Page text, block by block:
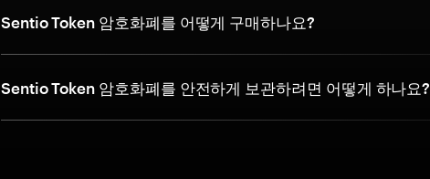
Sentio Token 암호화폐를 어떻게 구매하나요?
Sentio Token 암호화폐를 안전하게 보관하려면 어떻게 하나요?